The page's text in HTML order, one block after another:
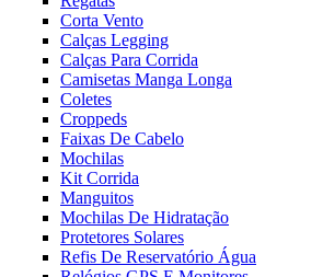
Corta Vento
Calças Legging
Calças Para Corrida
Camisetas Manga Longa
Coletes
Croppeds
Faixas De Cabelo
Mochilas
Kit Corrida
Manguitos
Mochilas De Hidratação
Protetores Solares
Refis De Reservatório Água